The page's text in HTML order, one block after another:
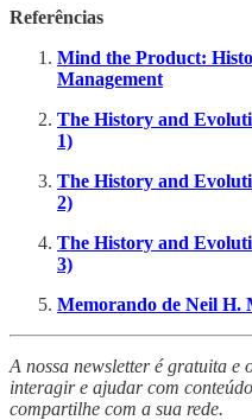
Referências
Mind the Product:
Management
The History and
1)
The History and
2)
The History and
3)
Memorando de Neil H.
A nossa newsletter é gratuita e
interagir e ajudar com conteúdo
compartilhe com a sua rede.